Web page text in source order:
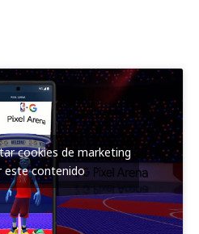
cookies de marketing
este contenido